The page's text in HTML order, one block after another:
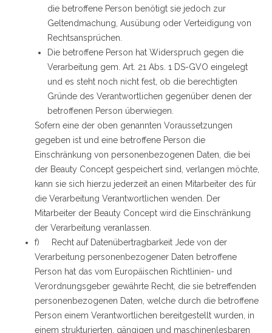
die betroffene Person benötigt sie jedoch zur
Geltendmachung, Ausübung oder Verteidigung von
Rechtsansprüchen.
Die betroffene Person hat Widerspruch gegen die
Verarbeitung gem. Art. 21 Abs. 1 DS-GVO eingelegt
und es steht noch nicht fest, ob die berechtigten
Gründe des Verantwortlichen gegenüber denen der
betroffenen Person überwiegen.
Sofern eine der oben genannten Voraussetzungen
gegeben ist und eine betroffene Person die
Einschränkung von personenbezogenen Daten, die bei
der Beauty Concept gespeichert sind, verlangen möchte,
kann sie sich hierzu jederzeit an einen Mitarbeiter des für
die Verarbeitung Verantwortlichen wenden. Der
Mitarbeiter der Beauty Concept wird die Einschränkung
der Verarbeitung veranlassen.
f) Recht auf Datenübertragbarkeit Jede von der
Verarbeitung personenbezogener Daten betroffene
Person hat das vom Europäischen Richtlinien- und
Verordnungsgeber gewährte Recht, die sie betreffenden
personenbezogenen Daten, welche durch die betroffene
Person einem Verantwortlichen bereitgestellt wurden, in
einem strukturierten, gängigen und maschinenlesbaren